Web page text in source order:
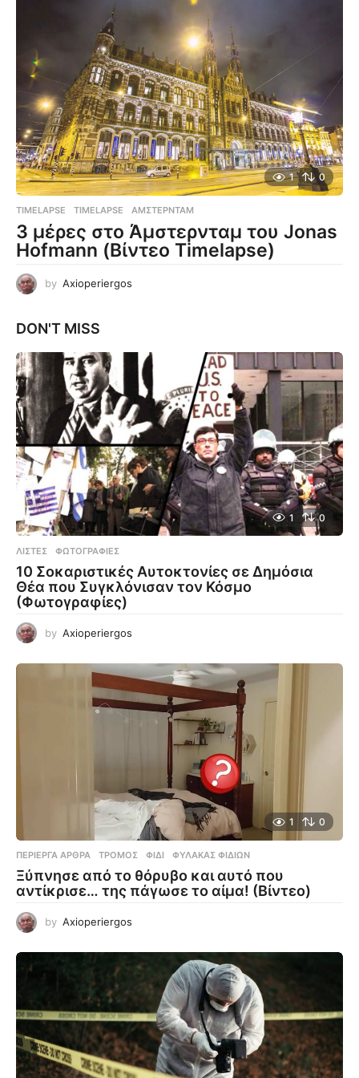
1 0
TIMELAPSE TIMELAPSE ,ΆΜΣΤΕΡΝΤΑΜ
3 μέρες στο Άμστερνταμ του Jonas
Hofmann (Βίντεο Timelapse)
by Axioperiergos
DON'T MISS
1 0
ΛΊΣΤΕΣ ,ΦΩΤΟΓΡΑΦΊΕΣ
10 Σοκαριστικές Αυτοκτονίες σε Δημόσια
Θέα που Συγκλόνισαν τον Κόσμο
(Φωτογραφίες)
by Axioperiergos
1 0
ΠΕΡΊΕΡΓΑ ΆΡΘΡΑ ΤΡΌΜΟΣ ,ΦΊΔΙ ,ΦΎΛΑΚΑΣ ΦΙΔΙΏΝ
Ξύπνησε από το θόρυβο και αυτό που
αντίκρισε… της πάγωσε το αίμα! (Βίντεο)
by Axioperiergos